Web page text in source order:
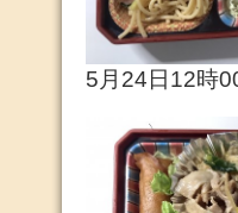
5月24日12時